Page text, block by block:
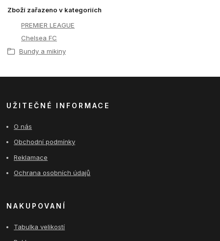
Zboží zařazeno v kategoriích
PREMIER LEAGUE
Chelsea FC
Bundy a mikiny
UŽITEČNÉ INFORMACE
O nás
Obchodní podmínky
Reklamace
Ochrana osobních údajů
NAKUPOVANÍ
Tabulka velikostí